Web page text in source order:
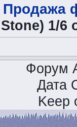
Продажа
1/6
Форум
Дата
Keep